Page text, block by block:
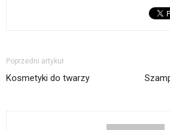
Poprzedni artykuł
Kosmetyki do twarzy